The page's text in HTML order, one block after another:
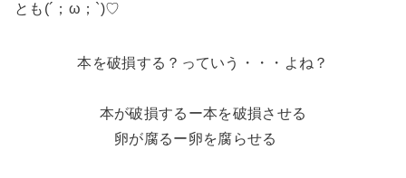
とも(´；ω；`)♡
本を破損する？っていう・・・よね？
本が破損するー本を破損させる
卵が腐るー卵を腐らせる